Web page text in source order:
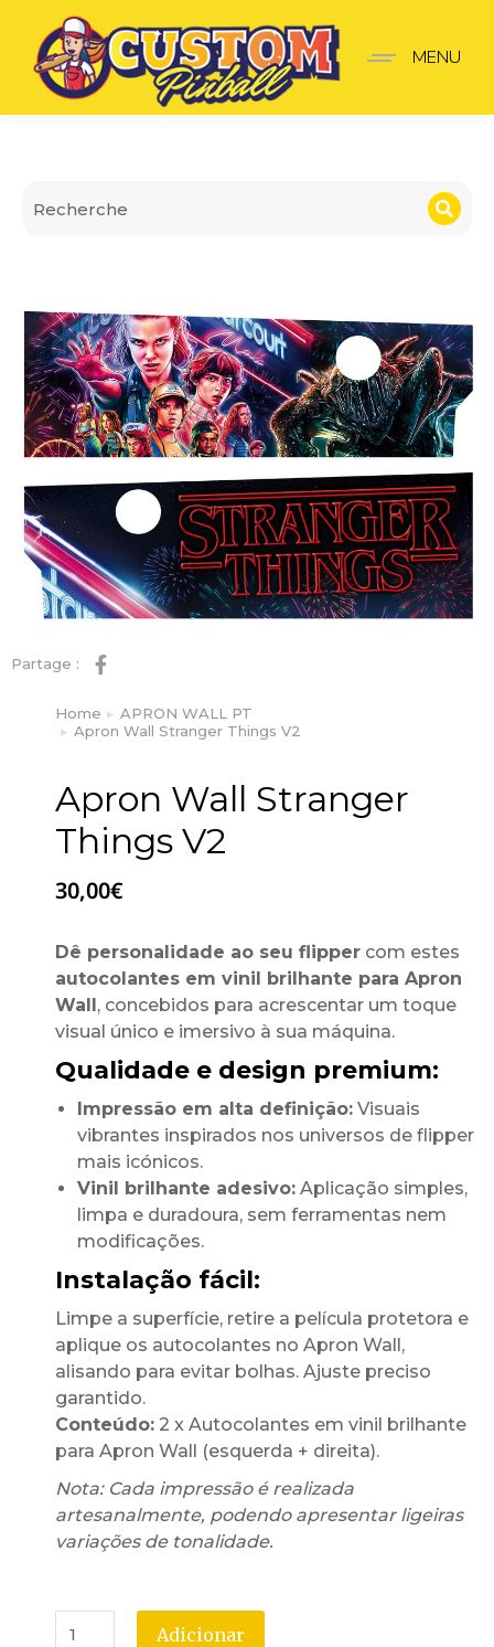
Apron Wall Stranger
MENU
Partage :
You are here:
Home
APRON WALL PT
Apron Wall Stranger Things V2
Apron Wall Stranger
Things V2
30,00€
Dê personalidade ao seu flipper com estes
autocolantes em vinil brilhante para Apron
Wall, concebidos para acrescentar um toque
visual único e imersivo à sua máquina.
Qualidade e design premium:
Impressão em alta definição: Visuais
vibrantes inspirados nos universos de flipper
mais icónicos.
Vinil brilhante adesivo: Aplicação simples,
limpa e duradoura, sem ferramentas nem
modificações.
Instalação fácil:
Limpe a superfície, retire a película protetora e
aplique os autocolantes no Apron Wall,
alisando para evitar bolhas. Ajuste preciso
garantido.
Conteúdo: 2 x Autocolantes em vinil brilhante
para Apron Wall (esquerda + direita).
Nota: Cada impressão é realizada
artesanalmente, podendo apresentar ligeiras
variações de tonalidade.
Adicionar